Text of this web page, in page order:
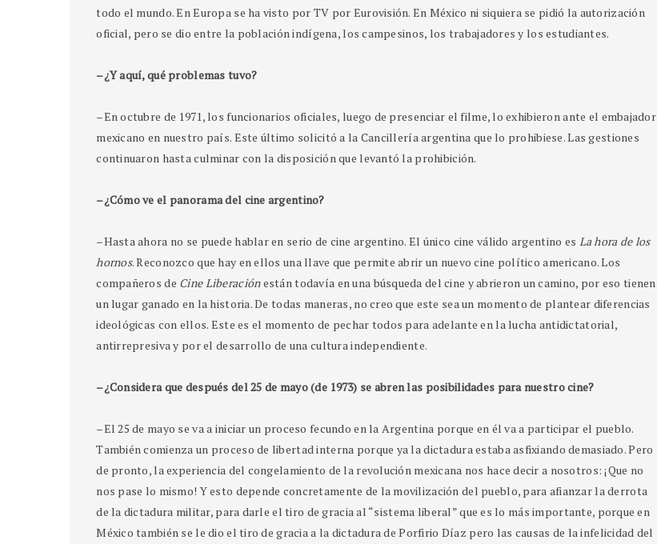
todo el mundo. En Europa se ha visto por TV por Eurovisión. En México ni siquiera se pidió la autorización
oficial, pero se dio entre la población indígena, los campesinos, los trabajadores y los estudiantes.
–¿Y aquí, qué problemas tuvo?
–En octubre de 1971, los funcionarios oficiales, luego de presenciar el filme, lo exhibieron ante el embajador
mexicano en nuestro país. Este último solicitó a la Cancillería argentina que lo prohibiese. Las gestiones
continuaron hasta culminar con la disposición que levantó la prohibición.
–¿Cómo ve el panorama del cine argentino?
–Hasta ahora no se puede hablar en serio de cine argentino. El único cine válido argentino es La hora de los
hornos. Reconozco que hay en ellos una llave que permite abrir un nuevo cine político americano. Los
compañeros de Cine Liberaciónestán todavía en una búsqueda del cine y abrieron un camino, por eso tienen
un lugar ganado en la historia. De todas maneras, no creo que este sea un momento de plantear diferencias
ideológicas con ellos. Este es el momento de pechar todos para adelante en la lucha antidictatorial,
antirrepresiva y por el desarrollo de una cultura independiente.
–¿Considera que después del 25 de mayo (de 1973) se abren las posibilidades para nuestro cine?
–El 25 de mayo se va a iniciar un proceso fecundo en la Argentina porque en él va a participar el pueblo.
También comienza un proceso de libertad interna porque ya la dictadura estaba asfixiando demasiado. Pero
de pronto, la experiencia del congelamiento de la revolución mexicana nos hace decir a nosotros: ¡Que no
nos pase lo mismo! Y esto depende concretamente de la movilización del pueblo, para afianzar la derrota
de la dictadura militar, para darle el tiro de gracia al “sistema liberal” que es lo más importante, porque en
México también se le dio el tiro de gracia a la dictadura de Porfirio Díaz pero las causas de la infelicidad del